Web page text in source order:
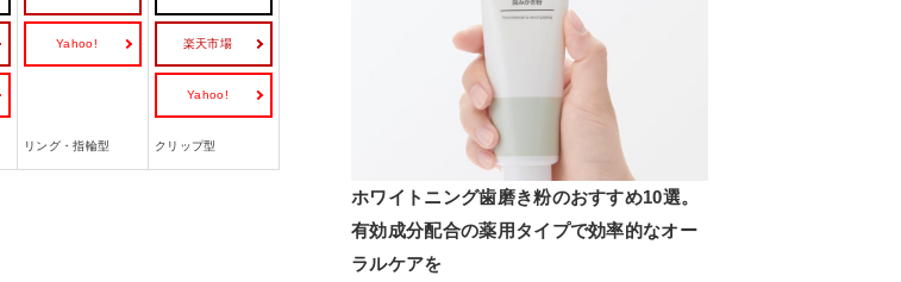
Yahoo! 楽天市場
Yahoo!
リング・指輪型 クリップ型
ホワイトニング歯磨き粉のおすすめ10選。
有効成分配合の薬用タイプで効率的なオー
ラルケアを